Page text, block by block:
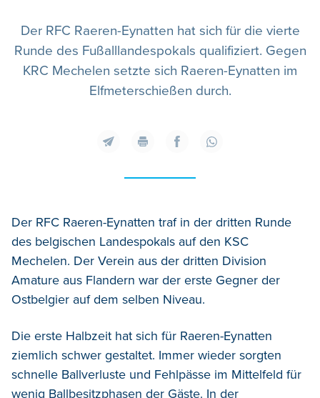
Der RFC Raeren-Eynatten hat sich für die vierte
Runde des Fußalllandespokals qualifiziert. Gegen
KRC Mechelen setzte sich Raeren-Eynatten im
Elfmeterschießen durch.
Der RFC Raeren-Eynatten traf in der dritten Runde
des belgischen Landespokals auf den KSC
Mechelen. Der Verein aus der dritten Division
Amature aus Flandern war der erste Gegner der
Ostbelgier auf dem selben Niveau.
Die erste Halbzeit hat sich für Raeren-Eynatten
ziemlich schwer gestaltet. Immer wieder sorgten
schnelle Ballverluste und Fehlpässe im Mittelfeld für
wenig Ballbesitzphasen der Gäste. In der